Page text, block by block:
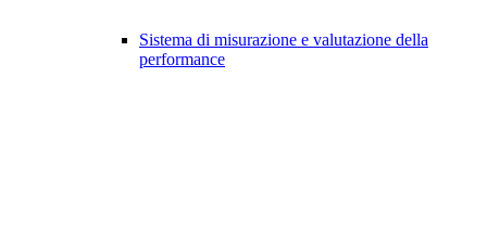
Sistema di misurazione e valutazione della
performance